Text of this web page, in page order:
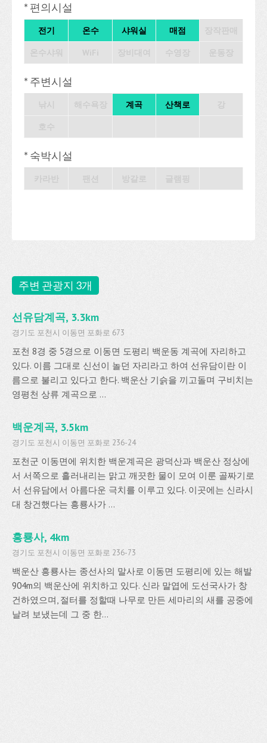
* 편의시설
전기 온수 샤워실 매점
* 주변시설
계곡 산책로
* 숙박시설
주변 관광지 3개
선유담계곡, 3.3km
경기도 포천시 이동면 포화로 673
포천 8경 중 5경으로 이동면 도평리 백운동 계곡에 자리하고
있다. 이름 그대로 신선이 놀던 자리라고 하여 선유담이란 이
름으로 불리고 있다고 한다. 백운산 기슭을 끼고돌며 구비치는
영평천 상류 계곡으로 ...
백운계곡, 3.5km
경기도 포천시 이동면 포화로 236-24
포천군 이동면에 위치한 백운계곡은 광덕산과 백운산 정상에
서 서쪽으로 흘러내리는 맑고 깨끗한 물이 모여 이룬 골짜기로
서 선유담에서 아름다운 극치를 이루고 있다. 이곳에는 신라시
대 창건했다는 흥룡사가 ...
흥룡사, 4km
경기도 포천시 이동면 포화로 236-73
백운산 흥룡사는 종선사의 말사로 이동면 도평리에 있는 해발
904m의 백운산에 위치하고 있다. 신라 말엽에 도선국사가 창
건하였으며, 절터를 정할때 나무로 만든 세마리의 새를 공중에
날려 보냈는데 그 중 한...